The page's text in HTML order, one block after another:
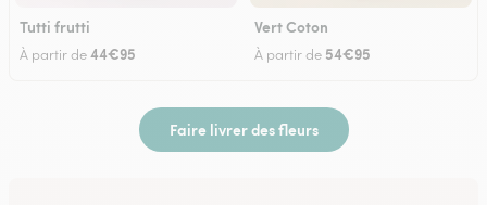
Tutti frutti
À partir de44€95
Vert Coton
À partir de 54€95
Faire livrer des fleurs